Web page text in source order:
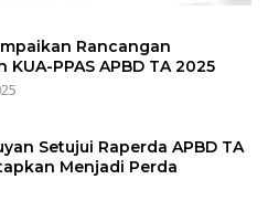
Rancangan
KUA-PPAS APBD TA 2025
Setujui Raperda APBD TA
Menjadi Perda